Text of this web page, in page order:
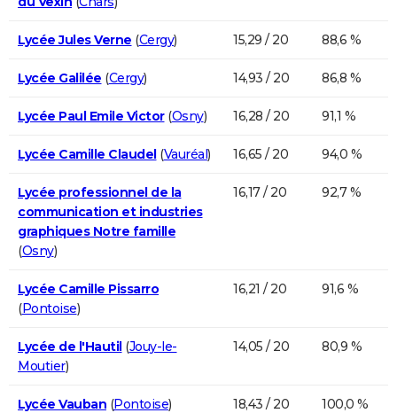
Lycée Jules Verne (Cergy) 15,29 / 20 88,6 %
Lycée Galilée (Cergy) 14,93 / 20 86,8 %
Lycée Paul Emile Victor(Osny) 16,28 / 20 91,1 %
Lycée Camille Claudel(Vauréal) 16,65 / 20 94,0 %
Lycée professionnel de la
communication et industries
graphiques Notre famille
(Osny)
16,17 / 20 92,7 %
Lycée Camille Pissarro
(Pontoise)
16,21 / 20 91,6 %
Lycée de l'Hautil(Jouy-le-
Moutier)
14,05 / 20 80,9 %
Lycée Vauban (Pontoise) 18,43 / 20 100,0 %